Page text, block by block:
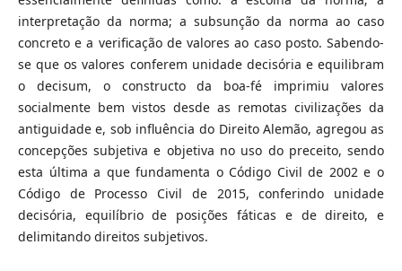
interpretação da norma; a subsunção da norma ao caso
concreto e a verificação de valores ao caso posto. Sabendo-
se que os valores conferem unidade decisória e equilibram
o decisum, o constructo da boa-fé imprimiu valores
socialmente bem vistos desde as remotas civilizações da
antiguidade e, sob influência do Direito Alemão, agregou as
concepções subjetiva e objetiva no uso do preceito, sendo
esta última a que fundamenta o Código Civil de 2002 e o
Código de Processo Civil de 2015, conferindo unidade
decisória, equilíbrio de posições fáticas e de direito, e
delimitando direitos subjetivos.